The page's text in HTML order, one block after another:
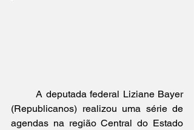
	A deputada federal Liziane Bayer
(Republicanos) realizou uma série de
agendas na região Central do Estado